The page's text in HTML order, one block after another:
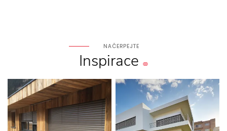
NAČERPEJTE
Inspirace